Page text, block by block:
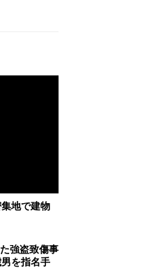
地で建物
強盗致傷事
を指名手